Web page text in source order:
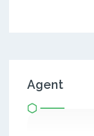
Agent